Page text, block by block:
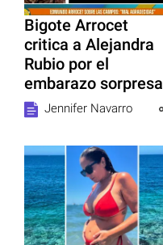
Bigote Arrocet
critica a Alejandra
Rubio por el
embarazo sorpresa
Jennifer Navarro